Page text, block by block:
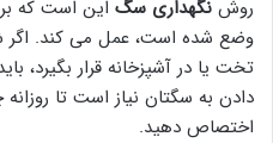
روش نگهداری سگ این است که
وضع شده است، عمل می کند.
تخت یا در آشپزخانه قرار بگیرد،
دادن به سگتان نیاز است تا
اختصاص دهید.